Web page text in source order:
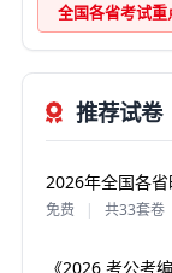
全国各省考试重
推荐试卷
2026年全国各
免费 | 共33套卷
《2026 考公考